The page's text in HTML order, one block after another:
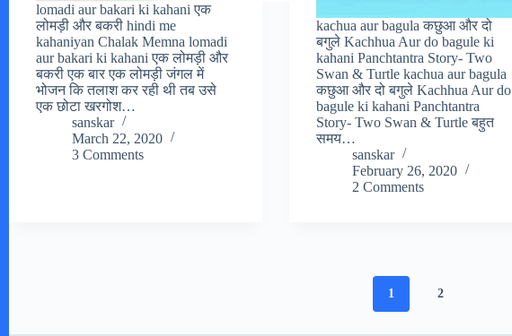
lomadi aur bakari ki kahani एक
लोमड़ी और बकरी hindi me
kahaniyan Chalak Memna lomadi
aur bakari ki kahani एक लोमड़ी और
बकरी एक बार एक लोमड़ी जंगल में
भोजन कि तलाश कर रही थी तब उसे
एक छोटा खरगोश…
sanskar
March 22, 2020
3 Comments
kachua aur bagula कछुआ और दो
बगुले Kachhua Aur do bagule ki
kahani Panchtantra Story- Two
Swan & Turtle kachua aur bagula
कछुआ और दो बगुले Kachhua Aur do
bagule ki kahani Panchtantra
Story- Two Swan & Turtle बहुत
समय…
sanskar
February 26, 2020
2 Comments
1 2